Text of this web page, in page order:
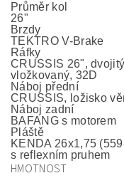
Průměr kol
26"
Brzdy
TEKTRO V-Brake
Ráfky
CRUSSIS 26",
vložkovaný, 32D
Náboj přední
CRUSSIS, ložisko
Náboj zadní
BAFANG s motorem
Pláště
KENDA 26x1,75
s reflexním pruhem
HMOTNOST